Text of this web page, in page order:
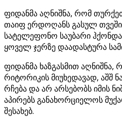
ფიდანმა აღნიშნა, რომ
თაიფ ერდოღანს გასულ
სატელეფონო საუბარი ჰქონდა
ყოველ ჯერზე დაადასტურა
ფიდანმა ხაზგასმით
რიტორიკის მიუხედავად, აშშ
რჩება და არ არსებობს იმის
აპირებს განახორციელოს
შესახებ.